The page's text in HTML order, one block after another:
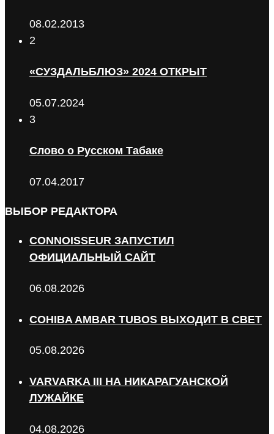
08.02.2013
2
«СУЗДАЛЬБЛЮЗ» 2024 ОТКРЫТ
05.07.2024
3
Слово о Русском Табаке
07.04.2017
ВЫБОР РЕДАКТОРА
CONNOISSEUR ЗАПУСТИЛ
ОФИЦИАЛЬНЫЙ САЙТ
06.08.2026
COHIBA AMBAR TUBOS ВЫХОДИТ В СВЕТ
05.08.2026
VARVARKA III НА НИКАРАГУАНСКОЙ
ЛУЖАЙКЕ
04.08.2026